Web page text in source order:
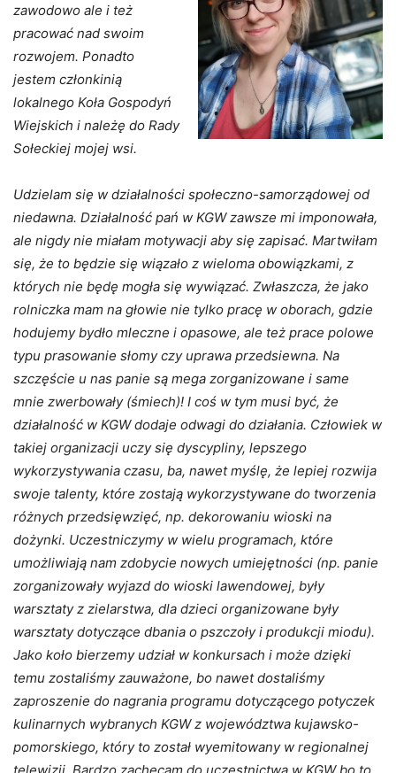
zawodowo ale i też
pracować nad swoim
rozwojem. Ponadto
jestem członkinią
lokalnego Koła Gospodyń
Wiejskich i należę do Rady
Sołeckiej mojej wsi.
Udzielam się w działalności społeczno-samorządowej od
niedawna. Działalność pań w KGW zawsze mi imponowała,
ale nigdy nie miałam motywacji aby się zapisać. Martwiłam
się, że to będzie się wiązało z wieloma obowiązkami, z
których nie będę mogła się wywiązać. Zwłaszcza, że jako
rolniczka mam na głowie nie tylko pracę w oborach, gdzie
hodujemy bydło mleczne i opasowe, ale też prace polowe
typu prasowanie słomy czy uprawa przedsiewna. Na
szczęście u nas panie są mega zorganizowane i same
mnie zwerbowały (śmiech)! I coś w tym musi być, że
działalność w KGW dodaje odwagi do działania. Człowiek w
takiej organizacji uczy się dyscypliny, lepszego
wykorzystywania czasu, ba, nawet myślę, że lepiej rozwija
swoje talenty, które zostają wykorzystywane do tworzenia
różnych przedsięwzięć, np. dekorowaniu wioski na
dożynki. Uczestniczymy w wielu programach, które
umożliwiają nam zdobycie nowych umiejętności (np. panie
zorganizowały wyjazd do wioski lawendowej, były
warsztaty z zielarstwa, dla dzieci organizowane były
warsztaty dotyczące dbania o pszczoły i produkcji miodu).
Jako koło bierzemy udział w konkursach i może dzięki
temu zostaliśmy zauważone, bo nawet dostaliśmy
zaproszenie do nagrania programu dotyczącego potyczek
kulinarnych wybranych KGW z województwa kujawsko-
pomorskiego, który to został wyemitowany w regionalnej